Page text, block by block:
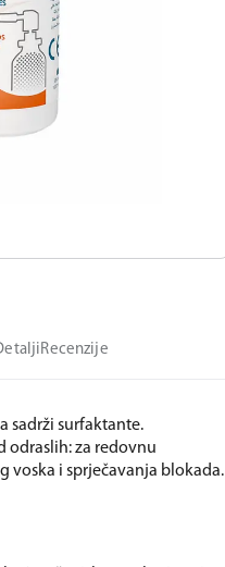
Recenzije
sadrži surfaktante.
odraslih: za redovnu
voska i sprječavanja blokada.